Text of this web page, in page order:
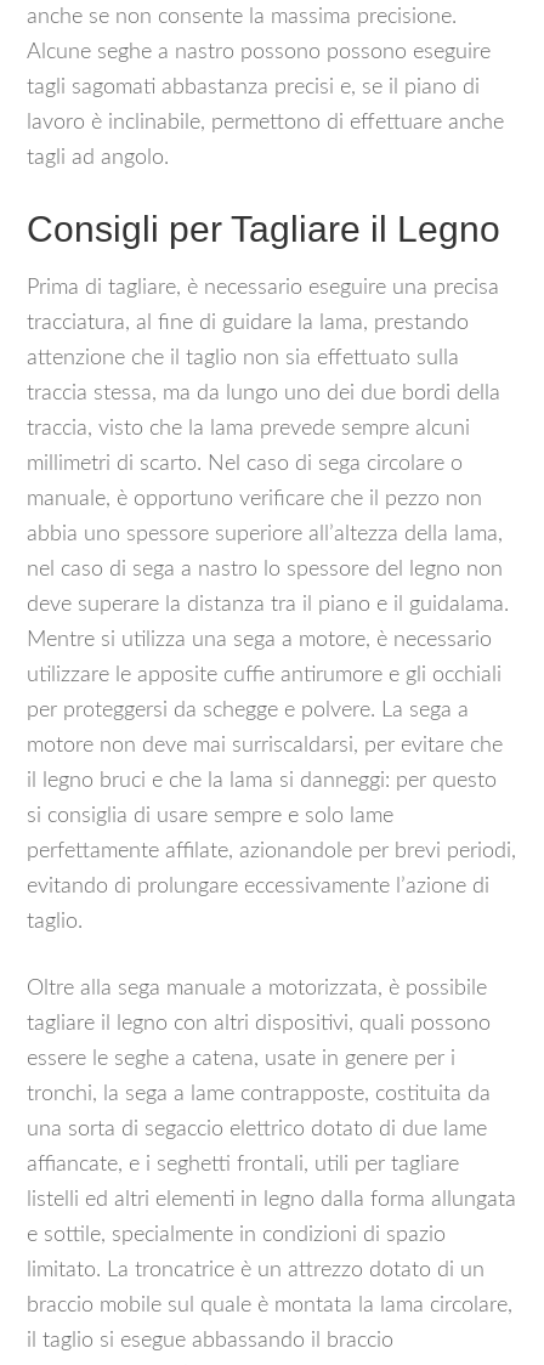
anche se non consente la massima precisione.
Alcune seghe a nastro possono possono eseguire
tagli sagomati abbastanza precisi e, se il piano di
lavoro è inclinabile, permettono di effettuare anche
tagli ad angolo.
Consigli per Tagliare il Legno
Prima di tagliare, è necessario eseguire una precisa
tracciatura, al fine di guidare la lama, prestando
attenzione che il taglio non sia effettuato sulla
traccia stessa, ma da lungo uno dei due bordi della
traccia, visto che la lama prevede sempre alcuni
millimetri di scarto. Nel caso di sega circolare o
manuale, è opportuno verificare che il pezzo non
abbia uno spessore superiore all’altezza della lama,
nel caso di sega a nastro lo spessore del legno non
deve superare la distanza tra il piano e il guidalama.
Mentre si utilizza una sega a motore, è necessario
utilizzare le apposite cuffie antirumore e gli occhiali
per proteggersi da schegge e polvere. La sega a
motore non deve mai surriscaldarsi, per evitare che
il legno bruci e che la lama si danneggi: per questo
si consiglia di usare sempre e solo lame
perfettamente affilate, azionandole per brevi periodi,
evitando di prolungare eccessivamente l’azione di
taglio.
Oltre alla sega manuale a motorizzata, è possibile
tagliare il legno con altri dispositivi, quali possono
essere le seghe a catena, usate in genere per i
tronchi, la sega a lame contrapposte, costituita da
una sorta di segaccio elettrico dotato di due lame
affiancate, e i seghetti frontali, utili per tagliare
listelli ed altri elementi in legno dalla forma allungata
e sottile, specialmente in condizioni di spazio
limitato. La troncatrice è un attrezzo dotato di un
braccio mobile sul quale è montata la lama circolare,
il taglio si esegue abbassando il braccio